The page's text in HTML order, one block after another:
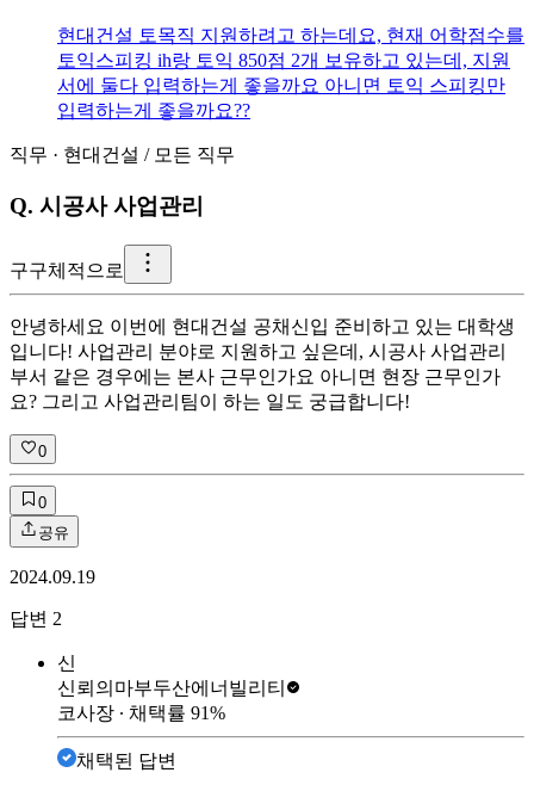
현대건설 토목직 지원하려고 하는데요, 현재 어학점수를
토익스피킹 ih랑 토익 850점 2개 보유하고 있는데, 지원
서에 둘다 입력하는게 좋을까요 아니면 토익 스피킹만
입력하는게 좋을까요??
직무 · 현대건설 / 모든 직무
Q. 시공사 사업관리
구구체적으로
안녕하세요 이번에 현대건설 공채신입 준비하고 있는 대학생
입니다! 사업관리 분야로 지원하고 싶은데, 시공사 사업관리
부서 같은 경우에는 본사 근무인가요 아니면 현장 근무인가
요? 그리고 사업관리팀이 하는 일도 궁급합니다!
0
0
공유
2024.09.19
답변 2
신
신뢰의마부두산에너빌리티
코사장 ∙ 채택률 91%
채택된 답변